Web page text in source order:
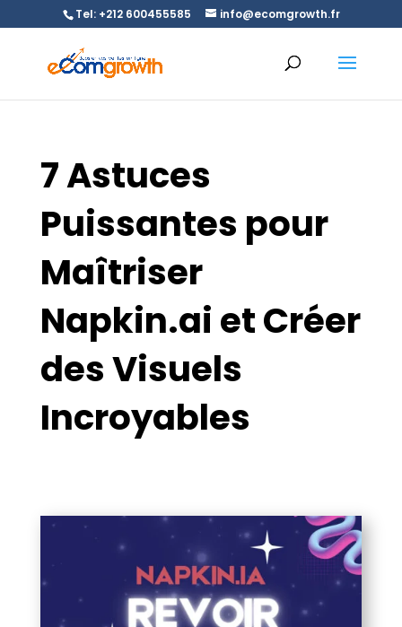
Tel: +212 600455585 info@ecomgrowth.fr
7 Astuces
Puissantes pour
Maîtriser
Napkin.ai et Créer
des Visuels
Incroyables